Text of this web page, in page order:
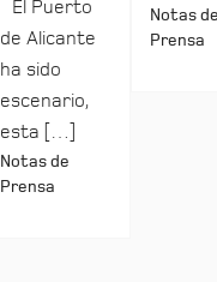
El Puerto
de Alicante
ha sido
escenario,
esta […]
Notas de
Prensa
Notas
Prensa